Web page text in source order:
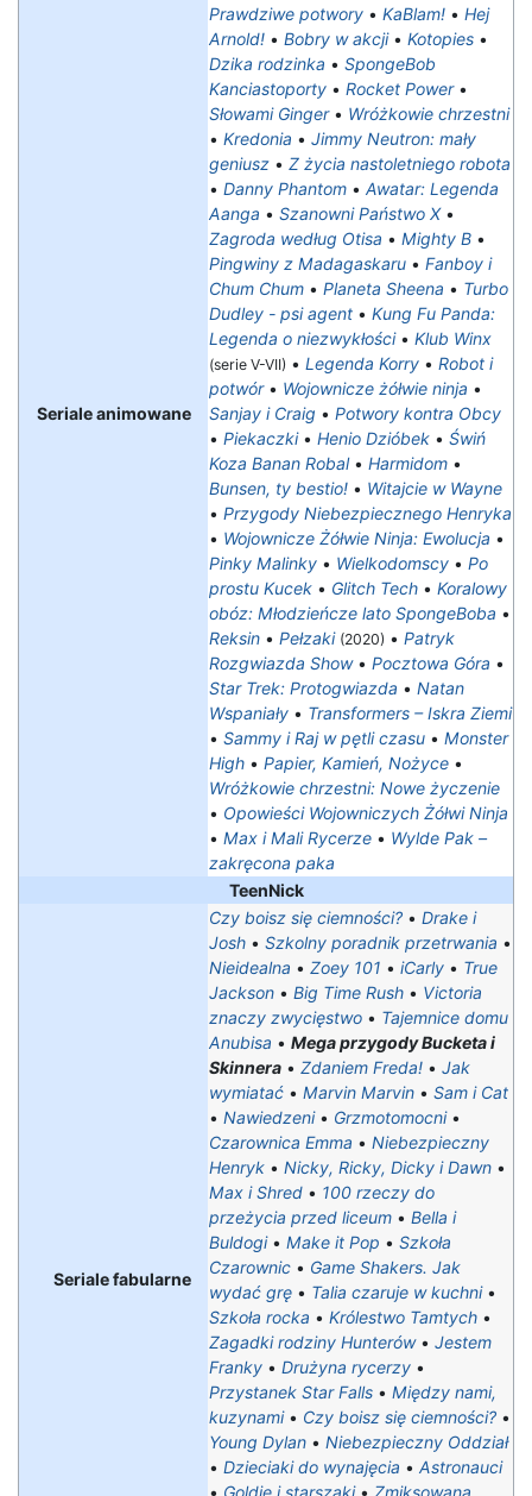
Seriale animowane
Prawdziwe potwory • KaBlam! • Hej
Arnold! • Bobry w akcji• Kotopies •
Dzika rodzinka • SpongeBob
Kanciastoporty • Rocket Power•
Słowami Ginger• Wróżkowie chrzestni
• Kredonia • Jimmy Neutron: mały
geniusz • Z życia nastoletniego robota
• Danny Phantom • Awatar: Legenda
Aanga • Szanowni Państwo X•
Zagroda według Otisa • Mighty B •
Pingwiny z Madagaskaru • Fanboy i
Chum Chum • Planeta Sheena • Turbo
Dudley - psi agent • Kung Fu Panda:
Legenda o niezwykłości• Klub Winx
(serie V-VII) • Legenda Korry • Robot i
potwór• Wojownicze żółwie ninja •
Sanjay i Craig • Potwory kontra Obcy
• Piekaczki• Henio Dzióbek • Świń
Koza Banan Robal• Harmidom •
Bunsen, ty bestio! • Witajcie w Wayne
• Przygody Niebezpiecznego Henryka
• Wojownicze Żółwie Ninja: Ewolucja •
Pinky Malinky • Wielkodomscy • Po
prostu Kucek • Glitch Tech • Koralowy
obóz: Młodzieńcze lato SpongeBoba •
Reksin • Pełzaki (2020) • Patryk
Rozgwiazda Show• Pocztowa Góra •
Star Trek: Protogwiazda • Natan
Wspaniały • Transformers – Iskra Ziemi
• Sammy i Raj w pętli czasu • Monster
High • Papier, Kamień, Nożyce •
Wróżkowie chrzestni: Nowe życzenie
• Opowieści Wojowniczych Żółwi Ninja
• Max i Mali Rycerze • Wylde Pak –
zakręcona paka
TeenNick
Seriale fabularne
Czy boisz się ciemności? • Drake i
Josh • Szkolny poradnik przetrwania •
Nieidealna • Zoey 101 • iCarly • True
Jackson • Big Time Rush • Victoria
znaczy zwycięstwo • Tajemnice domu
Anubisa • Mega przygody Bucketa i
Skinnera • Zdaniem Freda! • Jak
wymiatać • Marvin Marvin • Sam i Cat
• Nawiedzeni• Grzmotomocni•
Czarownica Emma • Niebezpieczny
Henryk • Nicky, Ricky, Dicky i Dawn •
Max i Shred • 100 rzeczy do
przeżycia przed liceum • Bella i
Buldogi• Make it Pop • Szkoła
Czarownic • Game Shakers. Jak
wydać grę • Talia czaruje w kuchni•
Szkoła rocka • Królestwo Tamtych •
Zagadki rodziny Hunterów• Jestem
Franky • Drużyna rycerzy •
Przystanek Star Falls • Między nami,
kuzynami• Czy boisz się ciemności? •
Young Dylan • Niebezpieczny Oddział
• Dzieciaki do wynajęcia • Astronauci